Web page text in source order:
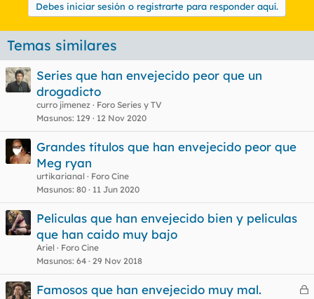
Debes iniciar sesión o registrarte para responder aquí.
Temas similares
Series que han envejecido peor que un
drogadicto
curro jimenez
Foro Series y TV
Masunos 129 12 Nov 2020
Grandes títulos que han envejecido peor que
Meg ryan
urtikarianal
Foro Cine
Masunos 80 11 Jun 2020
Peliculas que han envejecido bien y peliculas
que han caido muy bajo
Ariel
Foro Cine
Masunos 64 29 Nov 2018
C
Famosos que han envejecido muy mal.